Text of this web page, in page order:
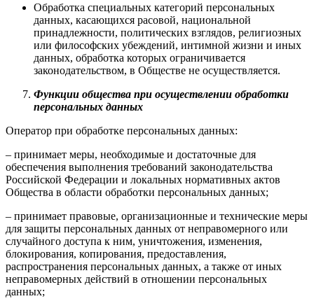
Обработка специальных категорий персональных
данных, касающихся расовой, национальной
принадлежности, политических взглядов, религиозных
или философских убеждений, интимной жизни и иных
данных, обработка которых ограничивается
законодательством, в Обществе не осуществляется.
Функции общества при осуществлении обработки
персональных данных
Оператор при обработке персональных данных:
– принимает меры, необходимые и достаточные для
обеспечения выполнения требований законодательства
Российской Федерации и локальных нормативных актов
Общества в области обработки персональных данных;
– принимает правовые, организационные и технические меры
для защиты персональных данных от неправомерного или
случайного доступа к ним, уничтожения, изменения,
блокирования, копирования, предоставления,
распространения персональных данных, а также от иных
неправомерных действий в отношении персональных
данных;